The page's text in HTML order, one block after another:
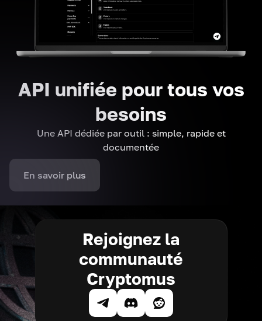
API unifiée pour tous vos
besoins
Une API dédiée par outil : simple, rapide et
documentée
En savoir plus
Rejoignez la
communauté
Cryptomus